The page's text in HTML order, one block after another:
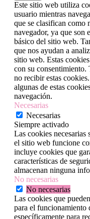
Este sitio web utiliza
usuario mientras
que se clasifican como
navegador, ya que son
básico del sitio web.
que nos ayudan a
sitio web. Estas
con su consentimiento.
no recibir estas
algunas de estas
navegación.
Necesarias
Necesarias
Siempre activado
Las cookies necesarias
el sitio web funcione
incluye cookies que
características de
almacenan ninguna
No necesarias
No necesarias
Las cookies que
para el funcionamiento
específicamente para